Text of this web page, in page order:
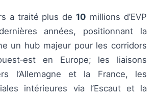
a traité plus de10 millions d’EVP
années, positionnant la
un hub majeur pour les corridors
en Europe; les liaisons
l’Allemagne et la France, les
intérieures via l’Escaut et la